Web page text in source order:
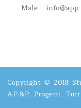
Male
Copyright © 2018
A.P.&P. Progetti.